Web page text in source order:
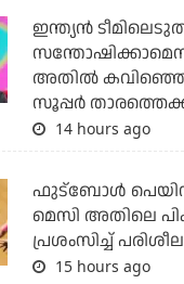
ഇന്ത്യന്‍
അതില്‍
സൂപ്പര്‍
14 hours ago
ഫുട്‌ബോള്‍
മെസി അതിലെ
പ്രശംസിച്ച്
15 hours ago